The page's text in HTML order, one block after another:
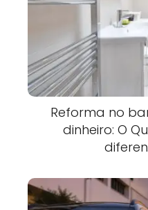
Reforma no
dinheiro: O